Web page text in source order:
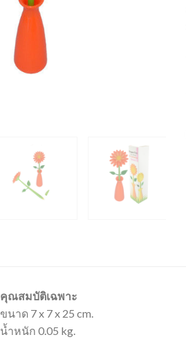
คุณสมบัติเฉพาะ
ขนาด 7 x 7 x 25 cm.
น้ำหนัก 0.05 kg.